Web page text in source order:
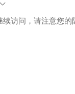
访问，请注意您的